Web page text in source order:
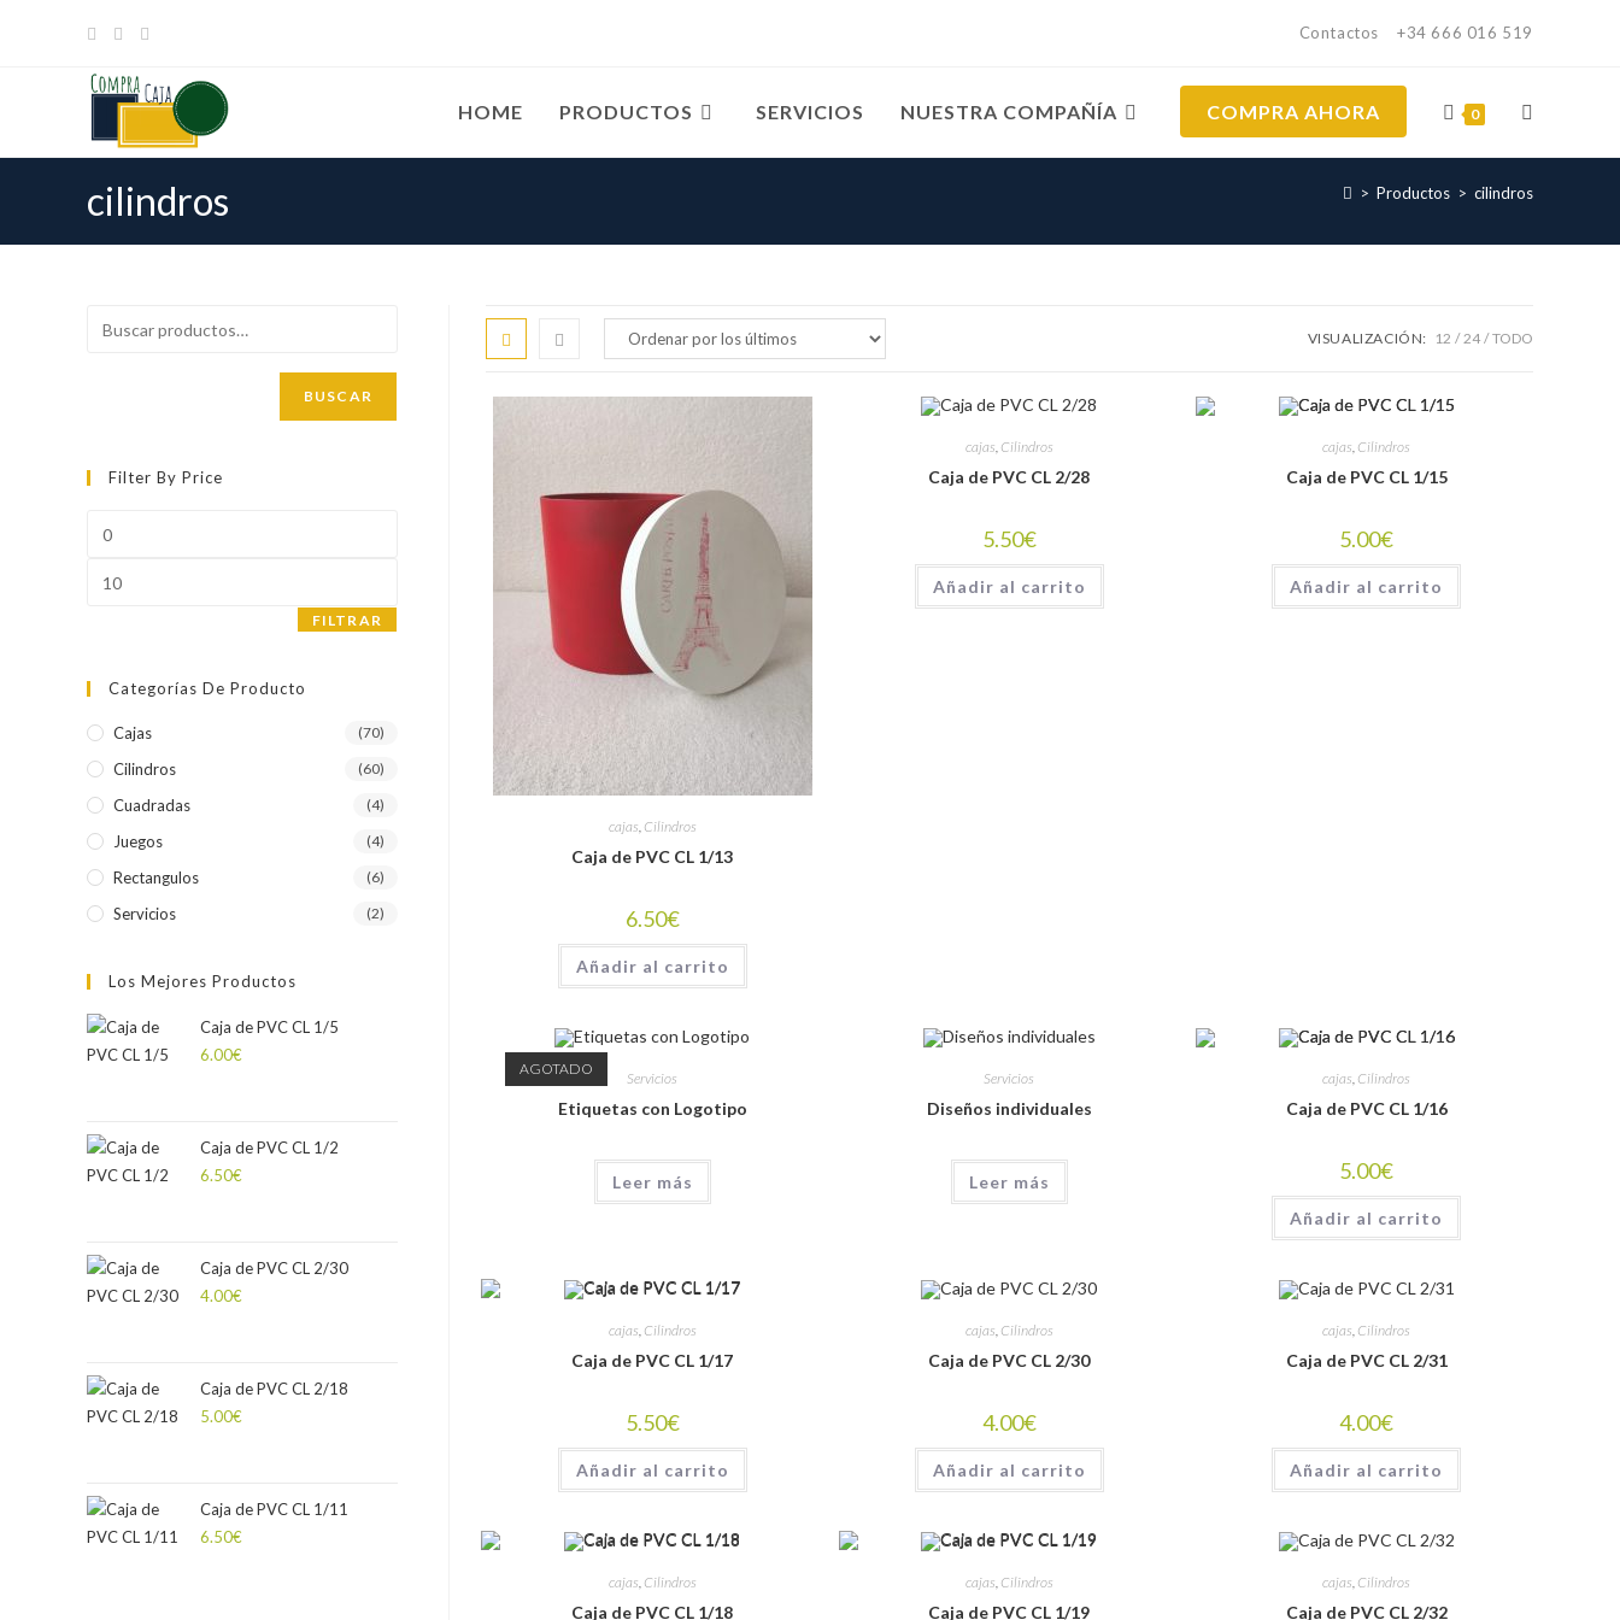
Contactos +34 666 016 519
HOME PRODUCTOS SERVICIOS NUESTRA COMPAÑÍA COMPRA AHORA 0 ALTERNAR
BÚSQUEDA
cilindros > Productos > cilindros
VISUALIZACIÓN: 12 24 TODO
cajas, Cilindros
Caja de PVC CL 1/13
6.50€
Añadir al carrito
cajas, Cilindros
Caja de PVC CL 2/28
5.50€
Añadir al carrito
cajas, Cilindros
Caja de PVC CL 1/15
5.00€
Añadir al carrito
AGOTADO
Servicios
Etiquetas con Logotipo
Leer más
Servicios
Diseños individuales
Leer más
cajas Cilindros
Caja de PVC CL 1/16
5.00€
Añadir al carrito
cajas Cilindros
Caja de PVC CL 1/17
5.50€
Añadir al carrito
cajas Cilindros
Caja de PVC CL 2/30
4.00€
Añadir al carrito
cajas Cilindros
Caja de PVC CL 2/31
4.00€
Añadir al carrito
cajas Cilindros
Caja de PVC CL 1/18
cajas Cilindros
Caja de PVC CL 1/19
cajas Cilindros
Caja de PVC CL 2/32
BUSCAR
Filter By Price
mínimo
máximo
FILTRAR
Categorías De Producto
Cajas (70)
Cilindros (60)
Cuadradas (4)
Juegos (4)
Rectangulos (6)
Servicios (2)
Los Mejores Productos
Caja de PVC CL 1/5
6.00€
Caja de PVC CL 1/2
6.50€
Caja de PVC CL 2/30
4.00€
Caja de PVC CL 2/18
5.00€
Caja de PVC CL 1/11
6.50€